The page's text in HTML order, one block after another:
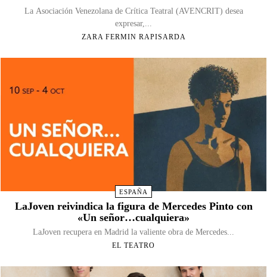
La Asociación Venezolana de Crítica Teatral (AVENCRIT) desea
expresar,...
ZARA FERMIN RAPISARDA
ESPAÑA
LaJoven reivindica la figura de Mercedes Pinto con
«Un señor…cualquiera»
LaJoven recupera en Madrid la valiente obra de Mercedes...
EL TEATRO